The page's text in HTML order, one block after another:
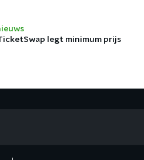
legt minimum prijs